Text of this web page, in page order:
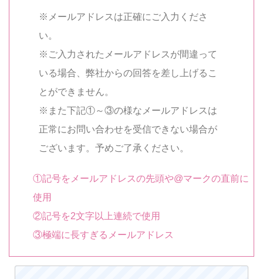
※メールアドレスは正確にご入力くださ
い。
※ご入力されたメールアドレスが間違って
いる場合、弊社からの回答を差し上げるこ
とができません。
※また下記①～③の様なメールアドレスは
正常にお問い合わせを受信できない場合が
ございます。予めご了承ください。
①記号をメールアドレスの先頭や@マークの直前に
使用
②記号を2文字以上連続で使用
③極端に長すぎるメールアドレス